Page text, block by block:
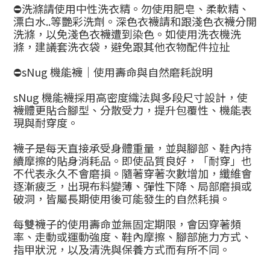
⛔洗滌請使用中性洗衣精。勿使用肥皂、柔軟精、
漂白水..等艷彩洗劑。深色衣襪請和跟淺色衣襪分開
洗滌，以免淺色衣襪遭到染色。如使用洗衣機洗
滌，建議套洗衣袋，避免跟其他衣物配件拉扯
⛔sNug 機能襪｜使用壽命與自然磨耗說明
sNug 機能襪採用高密度織法與多段尺寸設計，使
襪體更貼合腳型、分散受力，提升包覆性、機能表
現與耐穿度。
襪子是每天直接承受身體重量，並與腳部、鞋內持
續摩擦的貼身消耗品。即使品質良好，「耐穿」也
不代表永久不會磨損。隨著穿著次數增加，纖維會
逐漸疲乏，出現布料變薄、彈性下降、局部磨損或
破洞，皆屬長期使用後可能發生的自然耗損。
每雙襪子的使用壽命並無固定期限，會因穿著頻
率、走動或運動強度、鞋內摩擦、腳部施力方式、
指甲狀況，以及清洗與保養方式而有所不同。